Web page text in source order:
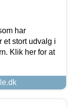
har
et stort udvalg i
Klik her for at